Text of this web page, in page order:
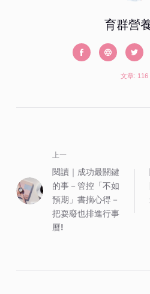
育群營
文章: 116
上一
閱讀｜成功最關鍵
的事－管控「不如
預期」書摘心得－
把耍廢也排進行事
曆!